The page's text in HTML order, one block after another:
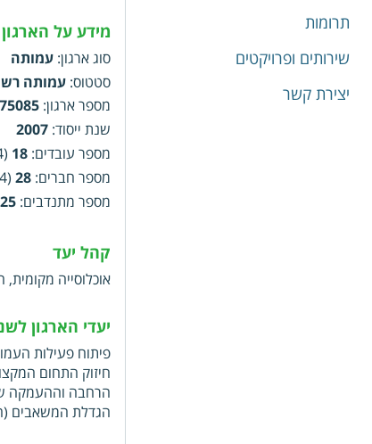
תרומות
שירותים ופרויקטים
יצירת קשר
מידע על הארגון
סוג ארגון: עמותה
סטטוס: עמותה
מספר ארגון:
שנת ייסוד:
2007
מספר עובדים:
18
(2024)
מספר חברים:
28
(2024)
מספר מתנדבים:
קהל יעד
אוכלוסייה מקומית,
יעדי הארגון לשנת
פיתוח פעילות
חיזוק התחום
הרחבה וההעמקה
הגדלת המשאבים